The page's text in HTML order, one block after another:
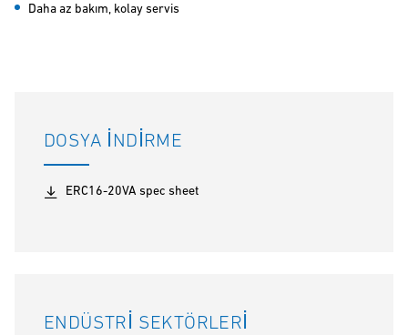
Daha az bakım, kolay servis
DOSYA İNDIRME
ERC16-20VA spec sheet
ENDÜSTRI SEKTÖRLERI